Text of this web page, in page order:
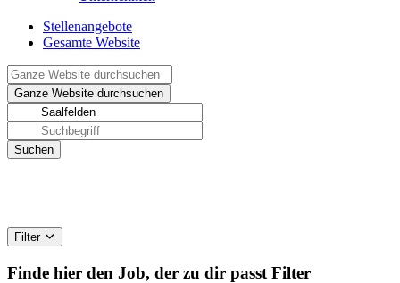
Stellenangebote
Gesamte Website
Filter
Finde hier den Job, der zu dir passt Filter